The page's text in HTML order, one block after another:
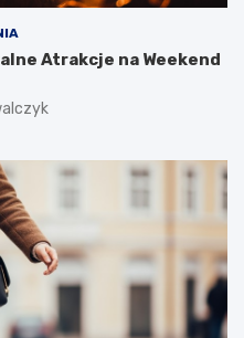
Atrakcje na Weekend